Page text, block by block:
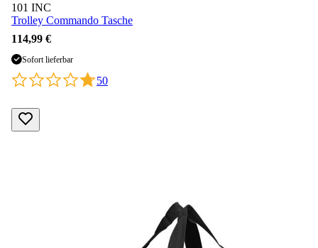
101 INC
Trolley Commando Tasche
114,99 €
Sofort lieferbar
50